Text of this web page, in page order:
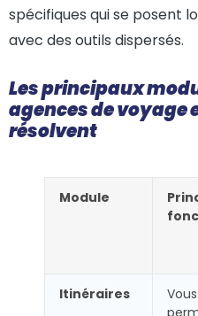
spécifiques qui se posent
avec des outils dispersés.
Les principaux
agences de voyage
résolvent
Module
Itinéraires
Vous